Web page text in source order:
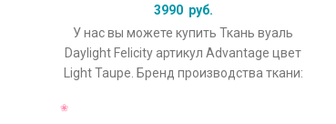
3990 руб.
У нас вы можете купить Ткань вуаль
Daylight Felicity артикул Advantage цвет
Light Taupe. Бренд производства ткани: